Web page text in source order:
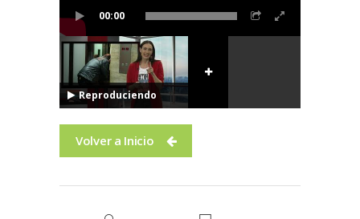
00:00
Reproduciendo
Volver a Inicio